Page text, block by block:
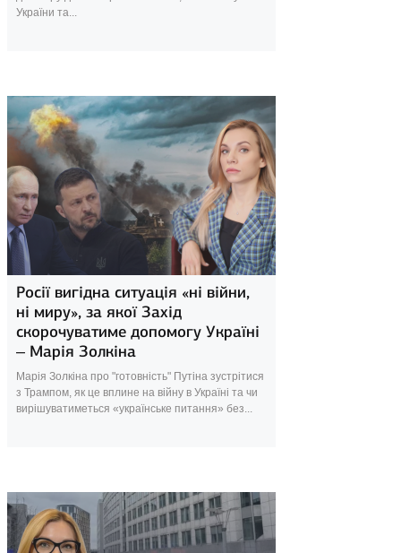
України та...
31 січня 2025
Росії вигідна ситуація «ні війни,
ні миру», за якої Захід
скорочуватиме допомогу Україні
– Марія Золкіна
Марія Золкіна про "готовність" Путіна зустрітися
з Трампом, як це вплине на війну в Україні та чи
вирішуватиметься «українське питання» без...